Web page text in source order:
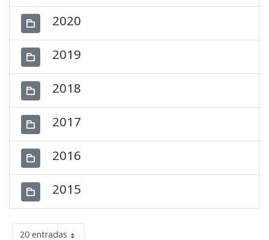
2020
2019
2018
2017
2016
2015
20 entradas